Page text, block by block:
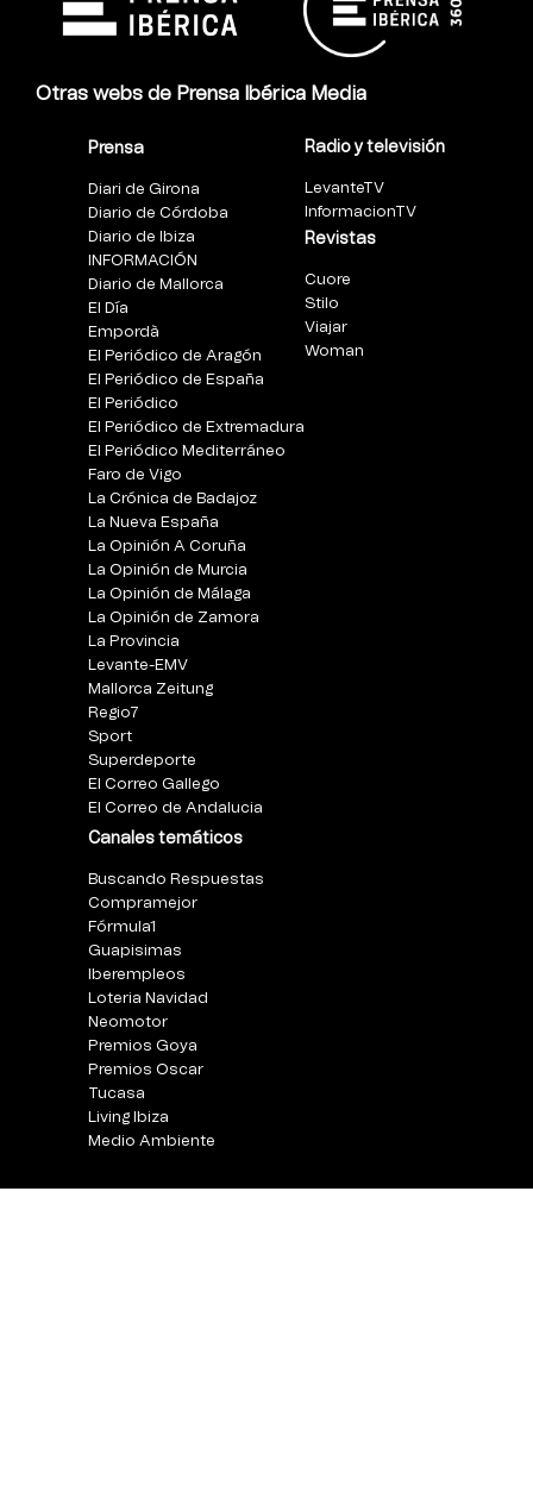
Otras webs de Prensa Ibérica Media
Prensa
Diari de Girona
Diario de Córdoba
Diario de Ibiza
INFORMACIÓN
Diario de Mallorca
El Día
Empordà
El Periódico de Aragón
El Periódico de España
El Periódico
El Periódico de Extremadura
El Periódico Mediterráneo
Faro de Vigo
La Crónica de Badajoz
La Nueva España
La Opinión A Coruña
La Opinión de Murcia
La Opinión de Málaga
La Opinión de Zamora
La Provincia
Levante-EMV
Mallorca Zeitung
Regio7
Sport
Superdeporte
El Correo Gallego
El Correo de Andalucia
Canales temáticos
Buscando Respuestas
Compramejor
Fórmula1
Guapisimas
Iberempleos
Loteria Navidad
Neomotor
Premios Goya
Premios Oscar
Tucasa
Living Ibiza
Medio Ambiente
Radio y televisión
LevanteTV
InformacionTV
Revistas
Cuore
Stilo
Viajar
Woman